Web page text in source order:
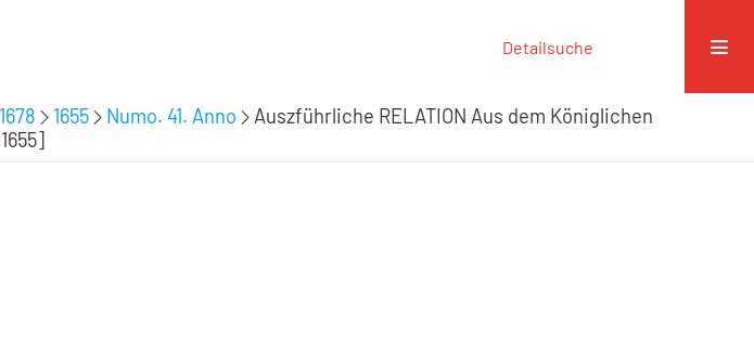
Detailsuche
1655 Numo. 41. Anno
Auszführliche RELATION Aus dem Königlichen